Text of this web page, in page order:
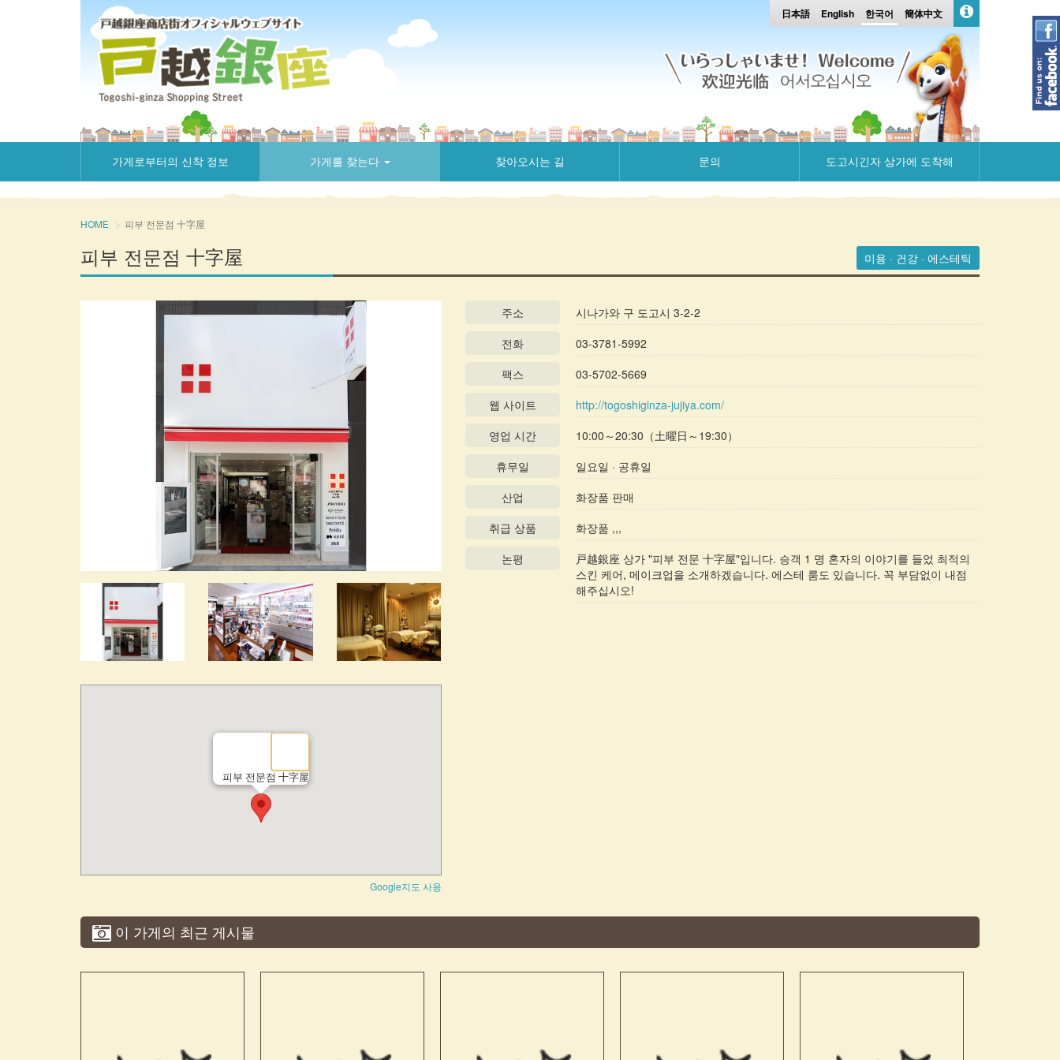
日本語 English 한국어 簡体中文
가게로부터의 신착 정보 가게를 찾는다 찾아오시는 길 문의 도고시긴자 상가에 도착해
HOME 피부 전문점 十字屋
미용 · 건강 · 에스테틱
피부 전문점 十字屋
피부 전문점 十字屋
Google지도 사용
주소
시나가와 구 도고시 3-2-2
전화
03-3781-5992
팩스
03-5702-5669
웹 사이트
http://togoshiginza-jujiya.com/
영업 시간
10:00～20:30（土曜日～19:30）
휴무일
일요일 · 공휴일
산업
화장품 판매
취급 상품
화장품 ,,,
논평
戸越銀座 상가 "피부 전문 十字屋"입니다. 승객 1 명 혼자의 이야기를 들었 최적의
스킨 케어, 메이크업을 소개하겠습니다. 에스테 룸도 있습니다. 꼭 부담없이 내점
해주십시오!
이 가게의 최근 게시물